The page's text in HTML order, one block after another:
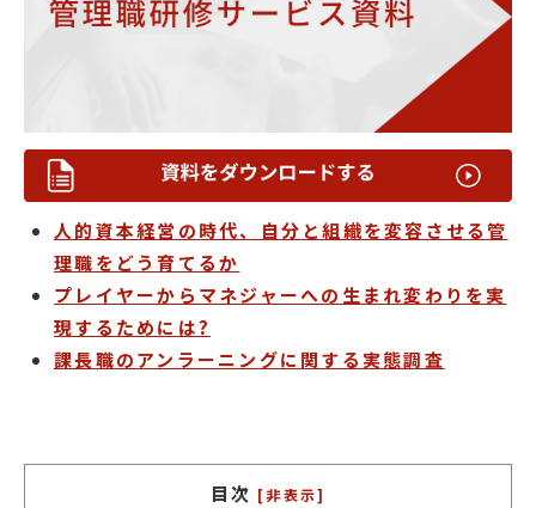
人的資本経営の時代、自分と組織を変容させる管
理職をどう育てるか
プレイヤーからマネジャーへの生まれ変わりを実
現するためには?
課長職のアンラーニングに関する実態調査
目次 [非表示]